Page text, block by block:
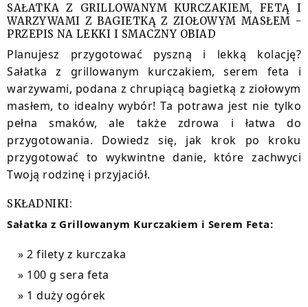
SAŁATKA Z GRILLOWANYM KURCZAKIEM, FETĄ I
WARZYWAMI Z BAGIETKĄ Z ZIOŁOWYM MASŁEM -
PRZEPIS NA LEKKI I SMACZNY OBIAD
Planujesz przygotować pyszną i lekką kolację?
Sałatka z grillowanym kurczakiem, serem feta i
warzywami, podana z chrupiącą bagietką z ziołowym
masłem, to idealny wybór! Ta potrawa jest nie tylko
pełna smaków, ale także zdrowa i łatwa do
przygotowania. Dowiedz się, jak krok po kroku
przygotować to wykwintne danie, które zachwyci
Twoją rodzinę i przyjaciół.
SKŁADNIKI:
Sałatka z Grillowanym Kurczakiem i Serem Feta:
2 filety z kurczaka
100 g sera feta
1 duży ogórek